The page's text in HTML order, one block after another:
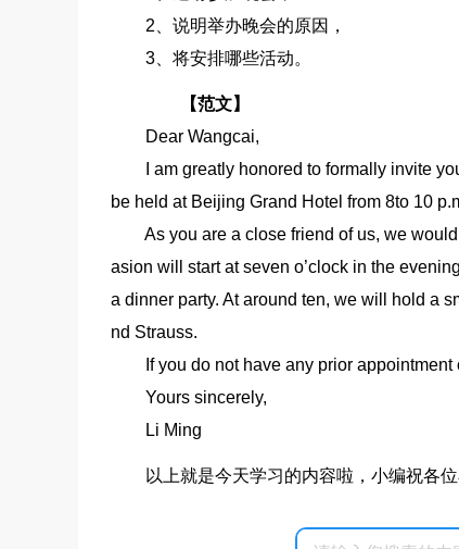
2、说明举办晚会的原因，
3、将安排哪些活动。
【范文】
Dear Wangcai,
I am greatly honored to formally invite you
be held at Beijing Grand Hotel from 8to 10
As you are a close friend of us, we would
asion will start at seven o’clock in the
a dinner party. At around ten, we will hold a
nd Strauss.
If you do not have any prior appointment
Yours sincerely,
Li Ming
以上就是今天学习的内容啦，小编祝各